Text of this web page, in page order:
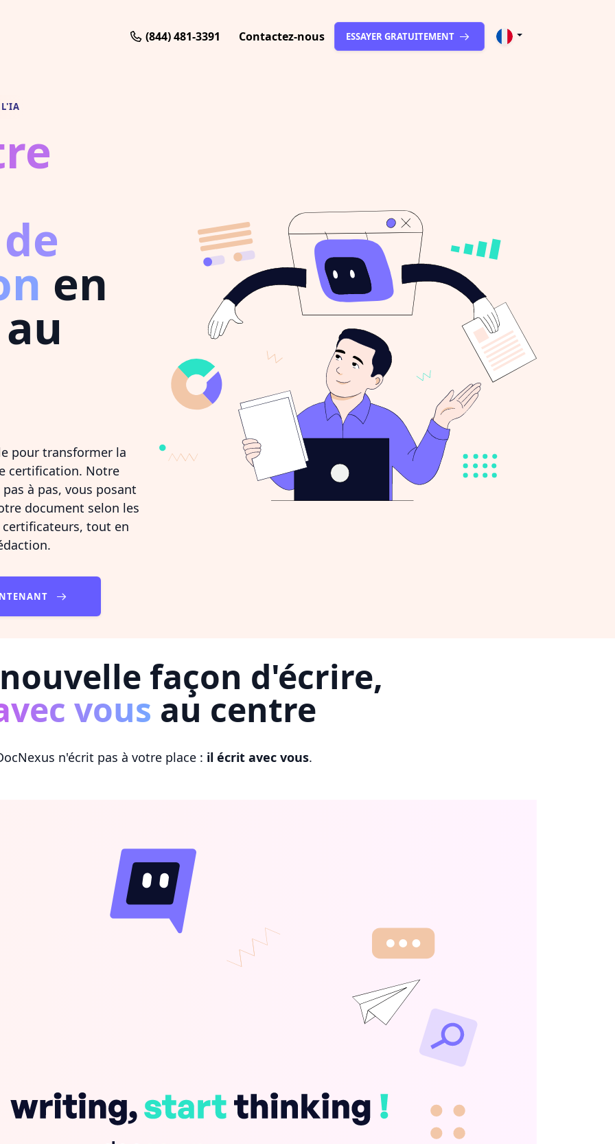
(844) 481-3391 Contactez-nous ESSAYER GRATUITEMENT
L'IA
en
pour transformer la
certification. Notre
à pas, vous posant
document selon les
tout en
façon d'écrire,
vous au centre
n'écrit pas à votre place : il écrit avec vous.